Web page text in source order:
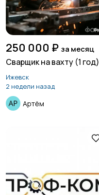
250 000 ₽ за месяц
Сварщик на вахту (1 год)
Ижевск
2 недели назад
Артём